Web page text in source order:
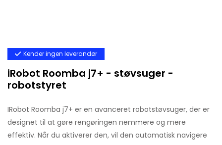
Kender ingen leverandør
iRobot Roomba j7+ - støvsuger -
robotstyret
IRobot Roomba j7+ er en avanceret robotstøvsuger, der er
designet til at gøre rengøringen nemmere og mere
effektiv. Når du aktiverer den, vil den automatisk navigere